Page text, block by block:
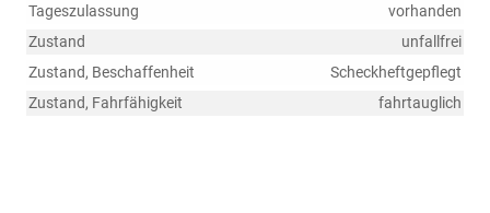
Tageszulassung
vorhanden
Zustand
unfallfrei
Zustand, Beschaffenheit
Scheckheftgepflegt
Zustand, Fahrfähigkeit
fahrtauglich